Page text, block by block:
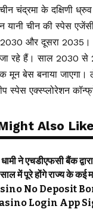
चीन चंद्रमा के दक्षिणी
यानी चीन की स्पेस
और दूसरा
रहे हैं। साल 2030 से
मून बेस बनाया
स्पेस एक्स्प्लोरेशन
Also Like
ने एचडीएफसी बैंक
में पूरे होंगे राज्य के कई
No Deposit
Login App